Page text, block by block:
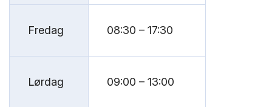
Fredag 08:30 – 17:30
Lørdag 09:00 – 13:00